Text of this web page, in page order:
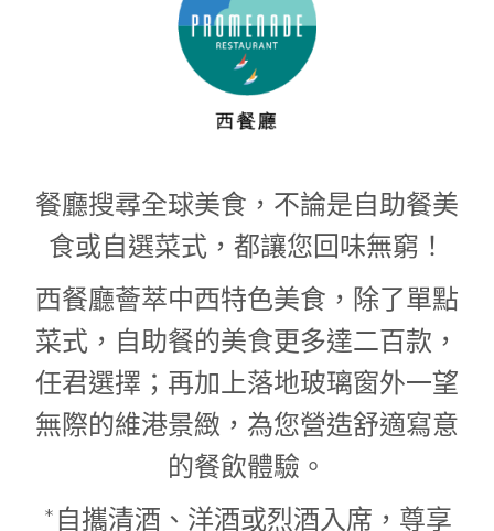
餐廳搜尋全球美食，不論是自助餐美
食或自選菜式，都讓您回味無窮！
西餐廳薈萃中西特色美食，除了單點
菜式，自助餐的美食更多達二百款，
任君選擇；再加上落地玻璃窗外一望
無際的維港景緻，為您營造舒適寫意
的餐飲體驗。
*自攜清酒、洋酒或烈酒入席，尊享